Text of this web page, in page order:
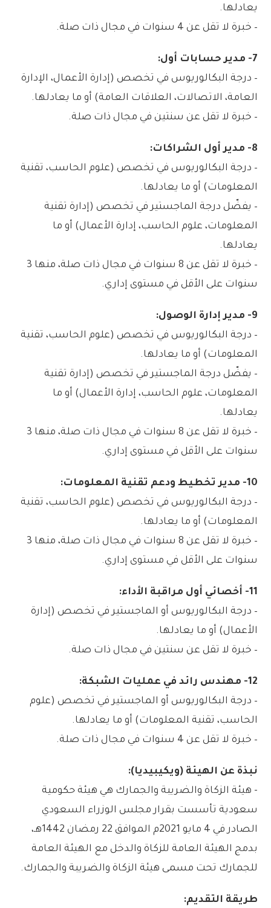
يعادلها.
– خبرة لا تقل عن 4 سنوات في مجال ذات صلة.
7- مدير حسابات أول:
– درجة البكالوريوس في تخصص (إدارة الأعمال، الإدارة
العامة، الاتصالات، العلاقات العامة) أو ما يعادلها.
– خبرة لا تقل عن سنتين في مجال ذات صلة.
8- مدير أول الشراكات:
– درجة البكالوريوس في تخصص (علوم الحاسب، تقنية
المعلومات) أو ما يعادلها.
– يفضّل درجة الماجستير في تخصص (إدارة تقنية
المعلومات، علوم الحاسب، إدارة الأعمال) أو ما
يعادلها.
– خبرة لا تقل عن 8 سنوات في مجال ذات صلة، منها 3
سنوات على الأقل في مستوى إداري.
9- مدير إدارة الوصول:
– درجة البكالوريوس في تخصص (علوم الحاسب، تقنية
المعلومات) أو ما يعادلها.
– يفضّل درجة الماجستير في تخصص (إدارة تقنية
المعلومات، علوم الحاسب، إدارة الأعمال) أو ما
يعادلها.
– خبرة لا تقل عن 8 سنوات في مجال ذات صلة، منها 3
سنوات على الأقل في مستوى إداري.
10- مدير تخطيط ودعم تقنية المعلومات:
– درجة البكالوريوس في تخصص (علوم الحاسب، تقنية
المعلومات) أو ما يعادلها.
– خبرة لا تقل عن 8 سنوات في مجال ذات صلة، منها 3
سنوات على الأقل في مستوى إداري.
11- أخصائي أول مراقبة الأداء:
– درجة البكالوريوس أو الماجستير في تخصص (إدارة
الأعمال) أو ما يعادلها.
– خبرة لا تقل عن سنتين في مجال ذات صلة.
12- مهندس رائد في عمليات الشبكة:
– درجة البكالوريوس أو الماجستير في تخصص (علوم
الحاسب، تقنية المعلومات) أو ما يعادلها.
– خبرة لا تقل عن 4 سنوات في مجال ذات صلة.
نبذة عن الهيئة (ويكيبيديا):
​​​​​​- هيئة الزكاة والضريبة والجمارك هي هيئة حكومية
سعودية تأسست بقرار مجلس الوزراء السعودي
الصادر في 4 مايو 2021م الموافق 22 رمضان 1442هـ،
بدمج الهيئة العامة للزكاة والدخل مع الهيئة العامة
للجمارك تحت مسمى هيئة الزكاة والضريبة والجمارك.
طريقة التقديم: